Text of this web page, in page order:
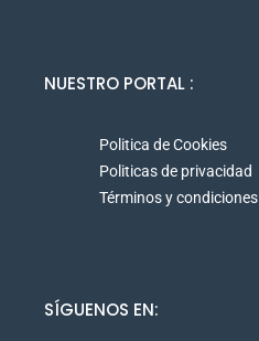
NUESTRO PORTAL :
Politica de Cookies
Politicas de privacidad
Términos y condiciones
SÍGUENOS EN: